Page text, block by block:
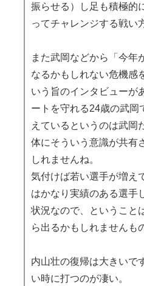
振らせる）し足も積極的
ってチャレンジする戦い
また武岡などから「今年
なるかもしれない危機感
いう旨のインタビューが
ートを守れる24歳の武岡
えているというのは武岡
体にそういう意識が共有
しれませんね。
気付けば若い選手が増え
はかなり実績のある選手
状況なので、ということ
ら出るかもしれませんも
内山壮の復帰は大きいで
い時に打つのが凄い。